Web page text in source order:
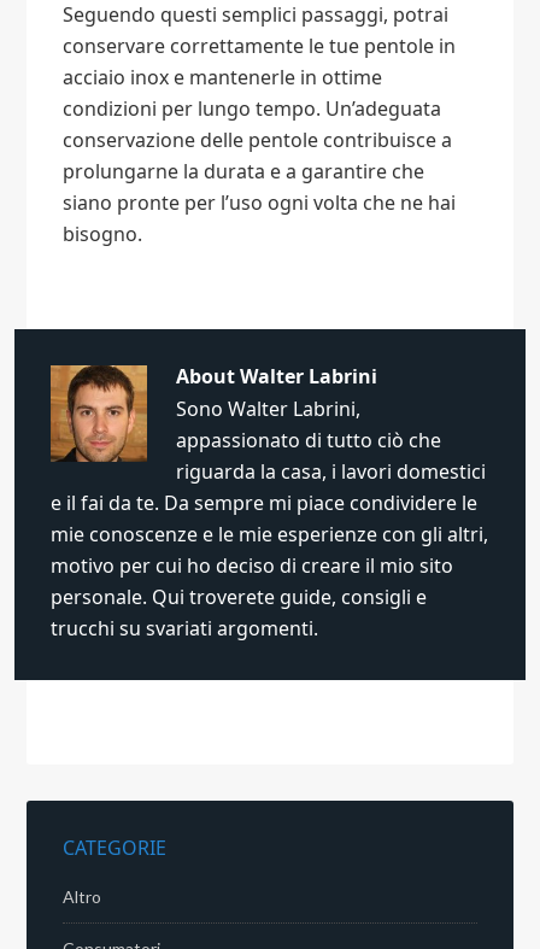
Seguendo questi semplici passaggi, potrai
conservare correttamente le tue pentole in
acciaio inox e mantenerle in ottime
condizioni per lungo tempo. Un’adeguata
conservazione delle pentole contribuisce a
prolungarne la durata e a garantire che
siano pronte per l’uso ogni volta che ne hai
bisogno.
AboutWalter Labrini
Sono Walter Labrini,
appassionato di tutto ciò che
riguarda la casa, i lavori domestici
e il fai da te. Da sempre mi piace condividere le
mie conoscenze e le mie esperienze con gli altri,
motivo per cui ho deciso di creare il mio sito
personale. Qui troverete guide, consigli e
trucchi su svariati argomenti.
CATEGORIE
Altro